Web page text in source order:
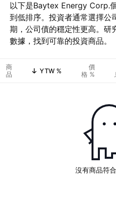
以下是Baytex Energy Corp.
到低排序。投資者通常選擇公
期，公司債的穩定性更高。研
數據，找到可靠的投資商品。
商
品
YTW %
價
格 %
沒有商品符